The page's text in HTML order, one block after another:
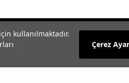
kullanılmaktadır.
Çerez